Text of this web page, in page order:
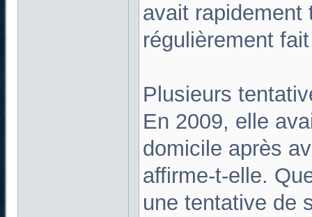
avait rapidement
régulièrement
Plusieurs
En 2009, elle
domicile après
affirme-t-elle.
une tentative de